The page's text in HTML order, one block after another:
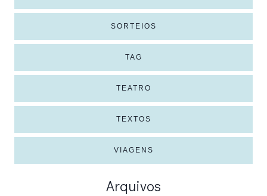
SORTEIOS
TAG
TEATRO
TEXTOS
VIAGENS
Arquivos